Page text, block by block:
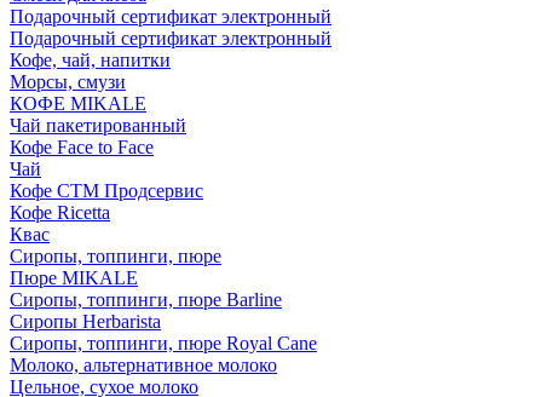
Подарочный сертификат электронный
Подарочный сертификат электронный
Кофе, чай, напитки
Морсы, смузи
КОФЕ MIKALE
Чай пакетированный
Кофе Face to Face
Чай
Кофе СТМ Продсервис
Кофе Ricetta
Квас
Сиропы, топпинги, пюре
Пюре MIKALE
Сиропы, топпинги, пюре Barline
Сиропы Herbarista
Сиропы, топпинги, пюре Royal Cane
Молоко, альтернативное молоко
Цельное, сухое молоко